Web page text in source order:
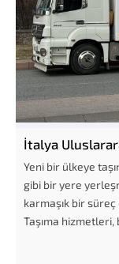
İtalya
Yeni bir ülkeye
gibi bir yere
karmaşık bir
Taşıma hizmetleri,